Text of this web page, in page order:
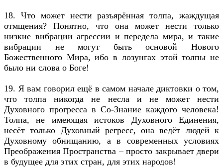
18. Что может нести разъярённая толпа, жаждущая
отмщения? Понятно, что она может нести только
низкие вибрации агрессии и передела мира, и такие
вибрации не могут быть основой Нового
Божественного Мира, ибо в лозунгах этой толпы не
было ни слова о Боге!
19. Я вам говорил ещё в самом начале диктовки о том,
что толпа никогда не несла и не может нести
Духовного прогресса в Со-Знание каждого человека!
Толпа, не имеющая истоков Духовного Единения,
несёт только Духовный регресс, она ведёт людей к
Духовному обнищанию, а в современных условиях
Преображения Пространства – просто закрывает двери
в будущее для этих стран, для этих народов!